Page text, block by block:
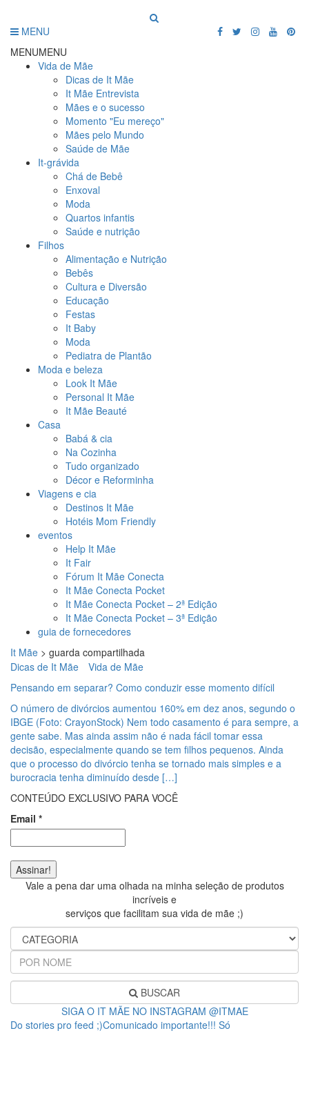
MENU
MENUMENU
Vida de Mãe
Dicas de It Mãe
It Mãe Entrevista
Mães e o sucesso
Momento "Eu mereço"
Mães pelo Mundo
Saúde de Mãe
It-grávida
Chá de Bebê
Enxoval
Moda
Quartos infantis
Saúde e nutrição
Filhos
Alimentação e Nutrição
Bebês
Cultura e Diversão
Educação
Festas
It Baby
Moda
Pediatra de Plantão
Moda e beleza
Look It Mãe
Personal It Mãe
It Mãe Beauté
Casa
Babá & cia
Na Cozinha
Tudo organizado
Décor e Reforminha
Viagens e cia
Destinos It Mãe
Hotéis Mom Friendly
eventos
Help It Mãe
It Fair
Fórum It Mãe Conecta
It Mãe Conecta Pocket
It Mãe Conecta Pocket – 2ª Edição
It Mãe Conecta Pocket – 3ª Edição
guia de fornecedores
It Mãe > guarda compartilhada
Dicas de It Mãe
Vida de Mãe
Pensando em separar? Como conduzir esse momento difícil
O número de divórcios aumentou 160% em dez anos, segundo o
IBGE (Foto: CrayonStock) Nem todo casamento é para sempre, a
gente sabe. Mas ainda assim não é nada fácil tomar essa
decisão, especialmente quando se tem filhos pequenos. Ainda
que o processo do divórcio tenha se tornado mais simples e a
burocracia tenha diminuído desde […]
CONTEÚDO EXCLUSIVO PARA VOCÊ
Email *
Vale a pena dar uma olhada na minha seleção de produtos
incríveis e
serviços que facilitam sua vida de mãe ;)
BUSCAR
SIGA O IT MÃE NO INSTAGRAM @ITMAE
Do stories pro feed ;)Comunicado importante!!! Só